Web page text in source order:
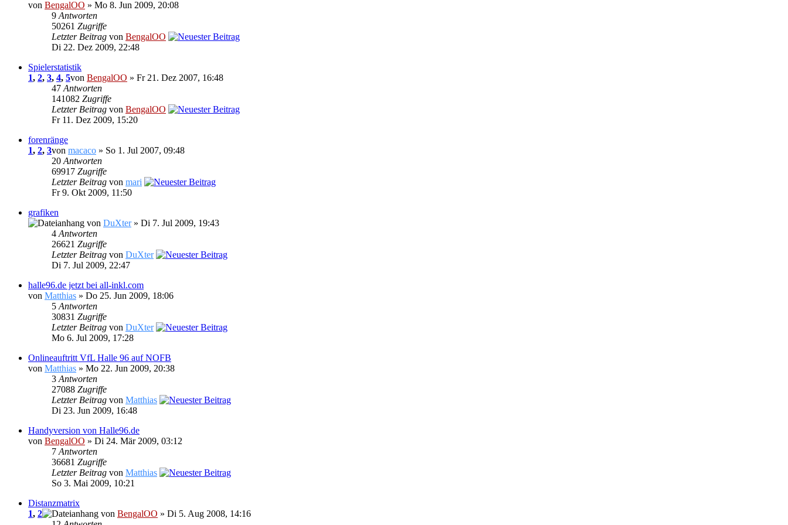
von BengalOO » Mo 8. Jun 2009, 20:08
9 Antworten
50261 Zugriffe
Letzter Beitrag von BengalOO
Di 22. Dez 2009, 22:48
Spielerstatistik
1, 2, 3, 4, 5von BengalOO » Fr 21. Dez 2007, 16:48
47 Antworten
141082 Zugriffe
Letzter Beitrag von BengalOO
Fr 11. Dez 2009, 15:20
forenränge
1, 2, 3von macaco » So 1. Jul 2007, 09:48
20 Antworten
69917 Zugriffe
Letzter Beitrag von mari
Fr 9. Okt 2009, 11:50
grafiken
von DuXter» Di 7. Jul 2009, 19:43
4 Antworten
26621 Zugriffe
Letzter Beitrag von DuXter
Di 7. Jul 2009, 22:47
halle96.de jetzt bei all-inkl.com
von Matthias » Do 25. Jun 2009, 18:06
5 Antworten
30831 Zugriffe
Letzter Beitrag von DuXter
Mo 6. Jul 2009, 17:28
Onlineauftritt VfL Halle 96 auf NOFB
von Matthias » Mo 22. Jun 2009, 20:38
3 Antworten
27088 Zugriffe
Letzter Beitrag von Matthias
Di 23. Jun 2009, 16:48
Handyversion von Halle96.de
von BengalOO » Di 24. Mär 2009, 03:12
7 Antworten
36681 Zugriffe
Letzter Beitrag von Matthias
So 3. Mai 2009, 10:21
Distanzmatrix
1, 2 von BengalOO » Di 5. Aug 2008, 14:16